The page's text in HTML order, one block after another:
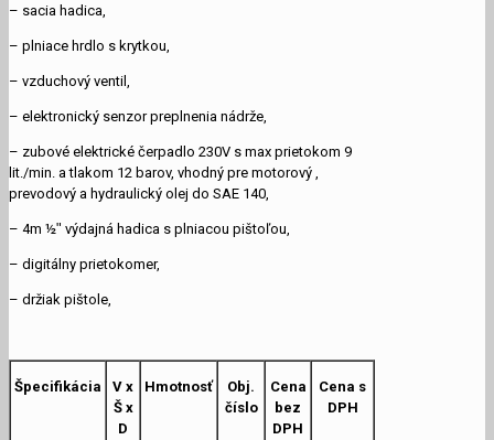
– sacia hadica,
– plniace hrdlo s krytkou,
– vzduchový ventil,
– elektronický senzor preplnenia nádrže,
– zubové elektrické čerpadlo 230V s max prietokom 9
lit./min. a tlakom 12 barov, vhodný pre motorový ,
prevodový a hydraulický olej do SAE 140,
– 4m ½ʺ výdajná hadica s plniacou pištoľou,
– digitálny prietokomer,
– držiak pištole,
Špecifikácia
V x
Š x
D
Hmotnosť
Obj.
číslo
Cena
bez
DPH
Cena s
DPH